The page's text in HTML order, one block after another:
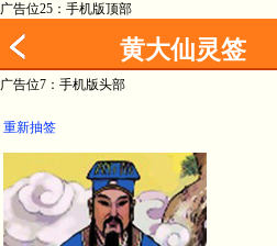
广告位25：手机版顶部
黄大仙灵签
广告位7：手机版头部
重新抽签